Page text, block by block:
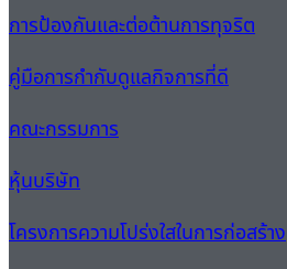
การป้องกันและต่อต้านการทุจริต
คู่มือการกำกับดูแลกิจการที่ดี
คณะกรรมการ
หุ้นบริษัท
โครงการความโปร่งใสในการก่อสร้าง